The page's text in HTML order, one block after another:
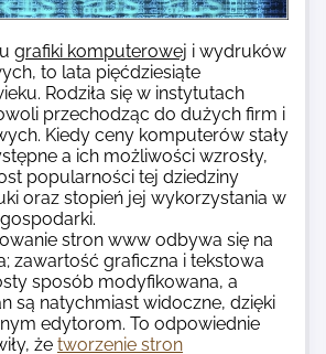
grafiki komputerowej i wydruków
to lata pięćdziesiąte
Rodziła się w instytutach
przechodząc do dużych firm i
Kiedy ceny komputerów stały
a ich możliwości wzrosły,
popularności tej dziedziny
oraz stopień jej wykorzystania w
stron www odbywa się na
zawartość graficzna i tekstowa
sposób modyfikowana, a
są natychmiast widoczne, dzięki
edytorom. To odpowiednie
że tworzenie stron